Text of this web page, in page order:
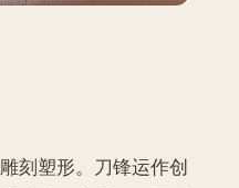
刻塑形。刀锋运作创